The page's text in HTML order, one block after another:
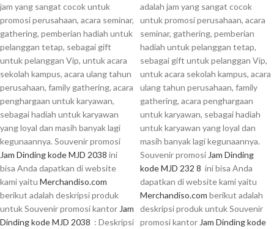
jam yang sangat cocok untuk
promosi perusahaan, acara seminar,
gathering, pemberian hadiah untuk
pelanggan tetap, sebagai gift
untuk pelanggan Vip, untuk acara
sekolah kampus, acara ulang tahun
perusahaan, family gathering, acara
penghargaan untuk karyawan,
sebagai hadiah untuk karyawan
yang loyal dan masih banyak lagi
kegunaannya. Souvenir promosi
Jam Dinding kode MJD 2038 ini
bisa Anda dapatkan di website
kami yaitu Merchandiso.com
berikut adalah deskripsi produk
untuk Souvenir promosi kantor Jam
Dinding kode MJD 2038 : Deskripsi
adalah jam yang sangat cocok
untuk promosi perusahaan, acara
seminar, gathering, pemberian
hadiah untuk pelanggan tetap,
sebagai gift untuk pelanggan Vip,
untuk acara sekolah kampus, acara
ulang tahun perusahaan, family
gathering, acara penghargaan
untuk karyawan, sebagai hadiah
untuk karyawan yang loyal dan
masih banyak lagi kegunaannya.
Souvenir promosi Jam Dinding
kode MJD 232 8 ini bisa Anda
dapatkan di website kami yaitu
Merchandiso.com berikut adalah
deskripsi produk untuk Souvenir
promosi kantor Jam Dinding kode